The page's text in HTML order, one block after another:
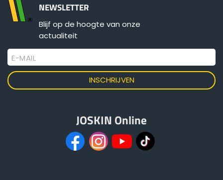
NEWSLETTER
Blijf op de hoogte van onze
actualiteit
E-MAIL
JOSKIN Online